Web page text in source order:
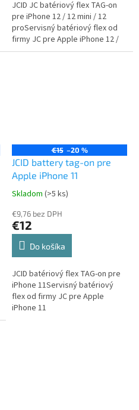
JCID JC batériový flex TAG-on
pre iPhone 12 / 12 mini / 12
proServisný batériový flex od
firmy JC pre Apple iPhone 12 /
12 mini / 12 pro
€15 –20 %
JCID battery tag-on pre
Apple iPhone 11
Skladom (>5 ks)
€9,76 bez DPH
€12
Do košíka
JCID batériový flex TAG-on pre
iPhone 11Servisný batériový
flex od firmy JC pre Apple
iPhone 11